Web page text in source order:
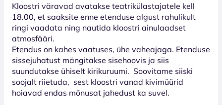
Kloostri väravad avatakse teatrikülastajatele kell
18.00, et saaksite enne etenduse algust rahulikult
ringi vaadata ning nautida kloostri ainulaadset
atmosfääri.
Etendus on kahes vaatuses, ühe vaheajaga. Etenduse
sissejuhatust mängitakse sisehoovis ja siis
suundutakse ühiselt kirikuruumi. Soovitame siiski
soojalt riietuda, sest kloostri vanad kivimüürid
hoiavad endas mõnusat jahedust ka suvel.